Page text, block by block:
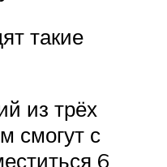
такие
из трёх
смогут с
6